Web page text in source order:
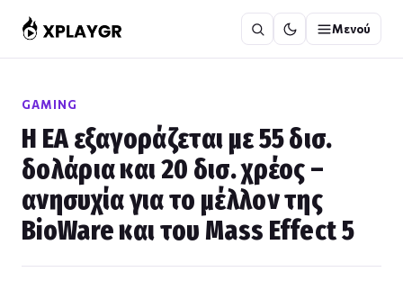
στο
περιεχόμενο
Μενού
GAMING
Η EA εξαγοράζεται με 55 δισ.
δολάρια και 20 δισ. χρέος –
ανησυχία για το μέλλον της
BioWare και του Mass Effect 5